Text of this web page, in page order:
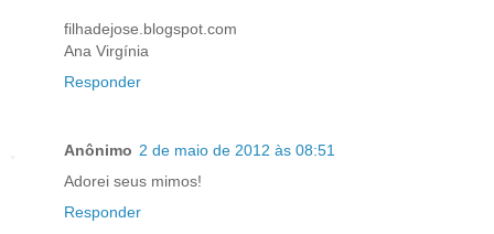
filhadejose.blogspot.com
Ana Virgínia
Responder
Anônimo 2 de maio de 2012 às 08:51
Adorei seus mimos!
Responder